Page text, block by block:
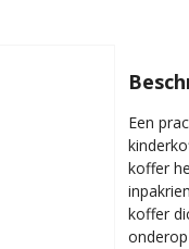
Een
koffer
koffer